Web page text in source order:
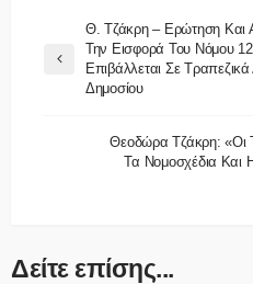
Θ. Τζάκρη – Ερώτηση Και
Την Εισφορά Του Νόμου
Επιβάλλεται Σε
Δημοσίου
Θεοδώρα Τζάκρη: «Οι
Τα Νομοσχέδια Και
Δείτε επίσης...